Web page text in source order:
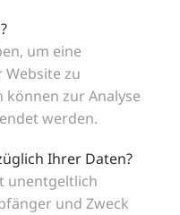
um eine
zu
können zur Analyse
werden.
Ihrer Daten?
unentgeltlich
und Zweck